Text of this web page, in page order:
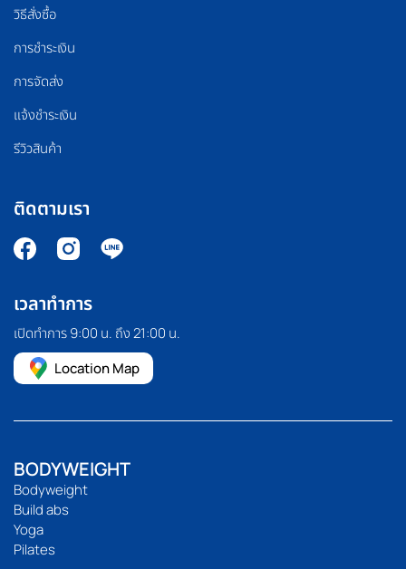
วิธีสั่งซื้อ
การชำระเงิน
การจัดส่ง
แจ้งชำระเงิน
รีวิวสินค้า
ติดตามเรา
เวลาทำการ
เปิดทำการ 9:00 น. ถึง 21:00 น.
Location Map
BODYWEIGHT
Bodyweight
Build abs
Yoga
Pilates